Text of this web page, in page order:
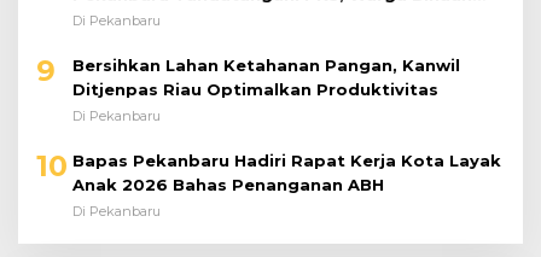
Ditjenpas Riau Optimalkan Produktivitas
Di Pekanbaru
Anak 2026 Bahas Penanganan ABH
Di Pekanbaru